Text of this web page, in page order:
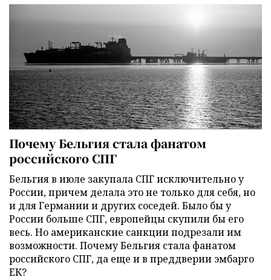
Почему Бельгия стала фанатом
российского СПГ
Бельгия в июле закупала СПГ исключительно у
России, причем делала это не только для себя, но
и для Германии и других соседей. Было бы у
России больше СПГ, европейцы скупили бы его
весь. Но американские санкции подрезали им
возможности. Почему Бельгия стала фанатом
российского СПГ, да еще и в преддверии эмбарго
ЕК?